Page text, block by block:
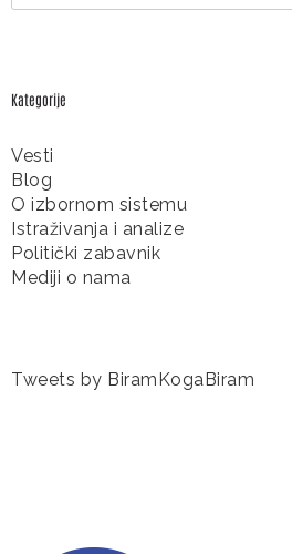
Kategorije
Vesti
Blog
O izbornom sistemu
Istraživanja i analize
Politički zabavnik
Mediji o nama
Tweets by BiramKogaBiram